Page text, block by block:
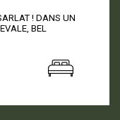
! DANS UN
BEL